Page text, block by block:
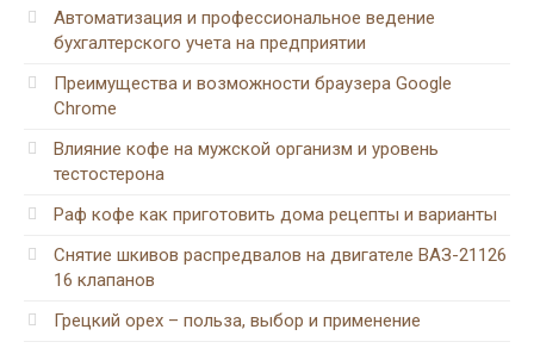
Автоматизация и профессиональное ведение
бухгалтерского учета на предприятии
Преимущества и возможности браузера Google
Chrome
Влияние кофе на мужской организм и уровень
тестостерона
Раф кофе как приготовить дома рецепты и варианты
Снятие шкивов распредвалов на двигателе ВАЗ-21126
16 клапанов
Грецкий орех – польза, выбор и применение